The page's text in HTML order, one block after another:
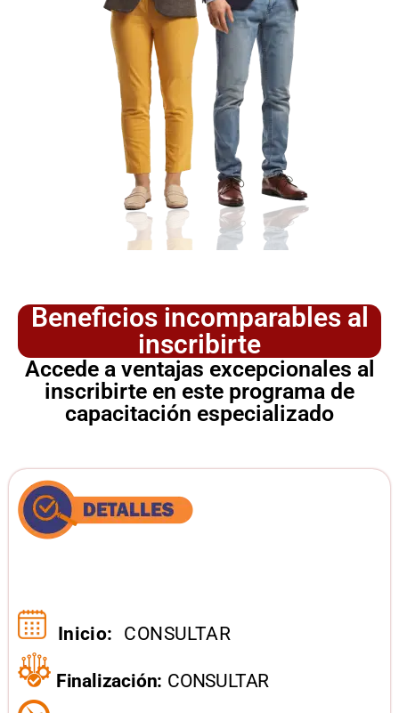
Beneficios incomparables al
inscribirte
Accede a ventajas excepcionales al
inscribirte en este programa de
capacitación especializado
Inicio: CONSULTAR
Finalización: CONSULTAR